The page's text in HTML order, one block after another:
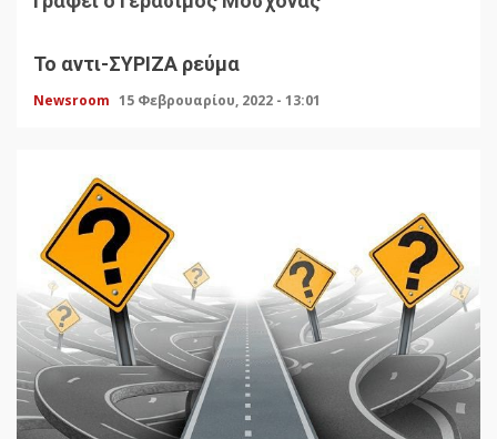
Το αντι-ΣΥΡΙΖΑ ρεύμα
Newsroom 15 Φεβρουαρίου, 2022 - 13:01